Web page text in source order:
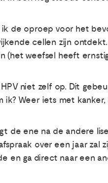
de oproep voor het
cellen zijn
(het weefsel heeft
niet zelf op. Dit
ik? Weer iets met
de ene na de andere
over een jaar zal
en ga direct naar een